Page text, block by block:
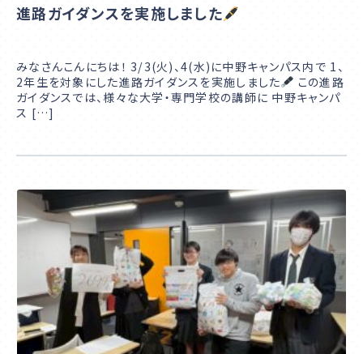
進路ガイダンスを実施しました
みなさんこんにちは！ 3/3(火)、4(水)に中野キャンパス内で 1、
2年生を対象にした進路ガイダンスを実施しました
この進路
ガイダンスでは、様々な大学・専門学校の講師に 中野キャンパ
ス […]